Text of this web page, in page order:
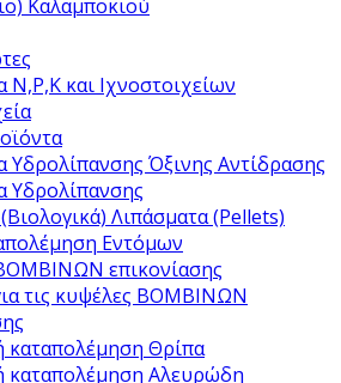
Καλαμποκιού
Ν,Ρ,Κ και Ιχνοστοιχείων
Υδρολίπανσης Όξινης Αντίδρασης
Υδρολίπανσης
Λιπάσματα (Pellets)
Εντόμων
επικονίασης
τις κυψέλες ΒΟΜΒΙΝΩΝ
καταπολέμηση Θρίπα
καταπολέμηση Αλευρώδη